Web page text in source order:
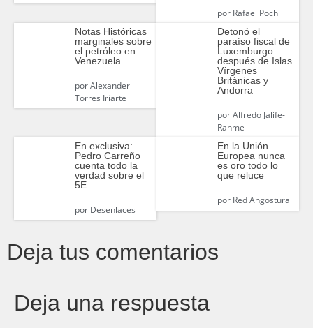
porRafael Poch
Notas Históricas
marginales sobre
el petróleo en
Venezuela
porAlexander
Torres Iriarte
Detonó el
paraíso fiscal de
Luxemburgo
después de Islas
Vírgenes
Británicas y
Andorra
porAlfredo Jalife-
Rahme
En exclusiva:
Pedro Carreño
cuenta todo la
verdad sobre el
5E
porDesenlaces
En la Unión
Europea nunca
es oro todo lo
que reluce
porRed Angostura
Deja tus comentarios
Deja una respuesta